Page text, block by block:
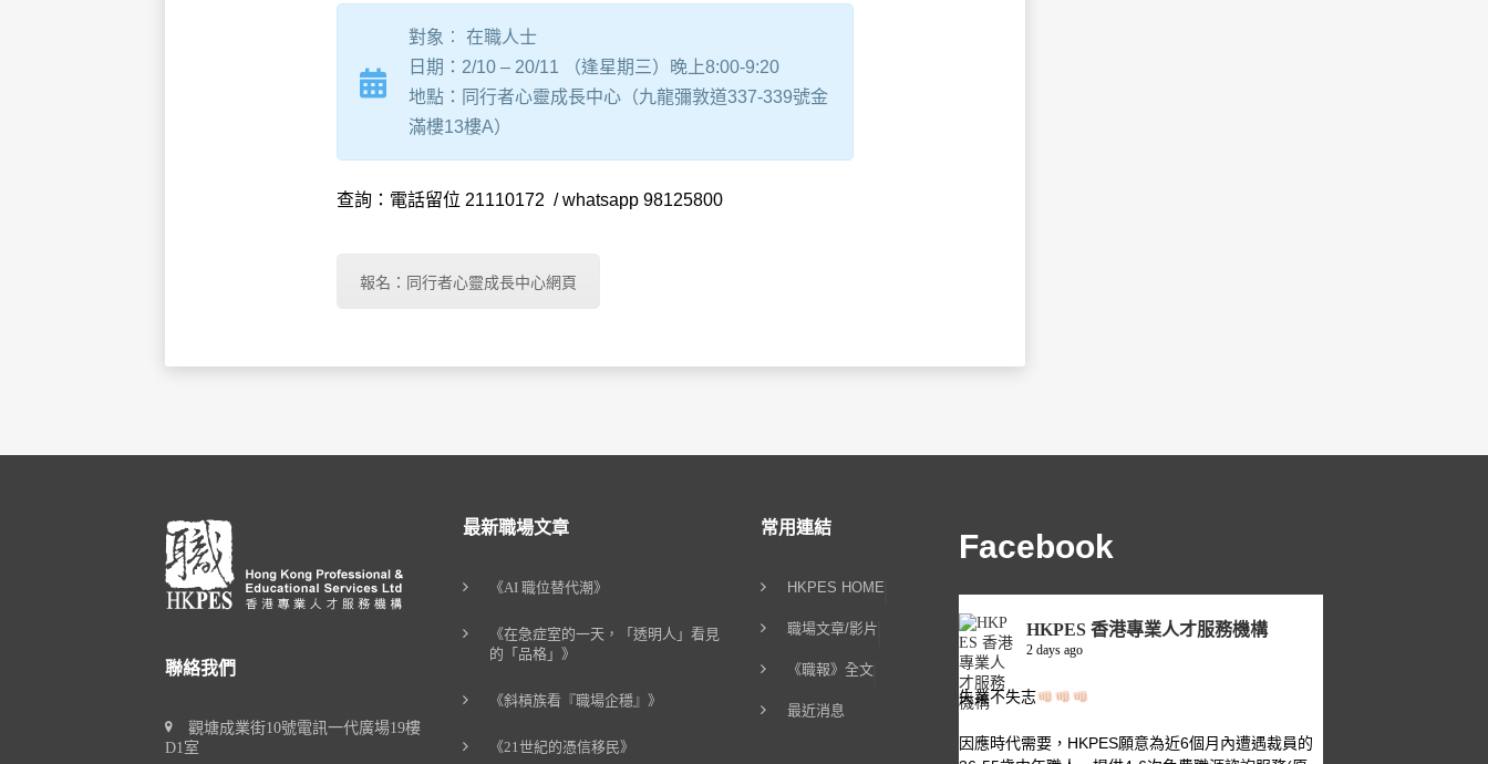
對象︰ 在職人士
日期：2/10 – 20/11 （逢星期三）晚上8:00-9:20
地點：同行者心靈成長中心（九龍彌敦道337-339號金
滿樓13樓A）
查詢：電話留位 21110172 / whatsapp 98125800
報名：同行者心靈成長中心網頁
聯絡我們
觀塘成業街10號電訊一代廣場19樓
D1室
最新職場文章
《AI 職位替代潮》
《在急症室的一天，「透明人」看見
的「品格」》
《斜槓族看『職場企穩』》
《21世紀的憑信移民》
常用連結
HKPES HOME
職場文章/影片
《職報》全文
最近消息
Facebook
HKPES 香港專業人才服務機構
2 days ago
失業不失志
因應時代需要，HKPES願意為近6個月內遭遇裁員的